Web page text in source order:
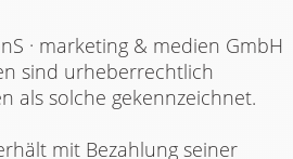
· marketing & medien GmbH
sind urheberrechtlich
als solche gekennzeichnet.
mit Bezahlung seiner